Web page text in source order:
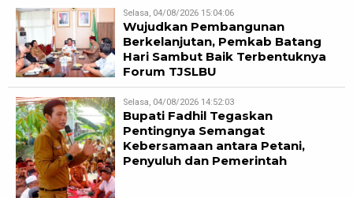
Selasa, 04/08/2026 15:04:06
Wujudkan Pembangunan
Berkelanjutan, Pemkab Batang
Hari Sambut Baik Terbentuknya
Forum TJSLBU
Selasa, 04/08/2026 14:52:03
Bupati Fadhil Tegaskan
Pentingnya Semangat
Kebersamaan antara Petani,
Penyuluh dan Pemerintah